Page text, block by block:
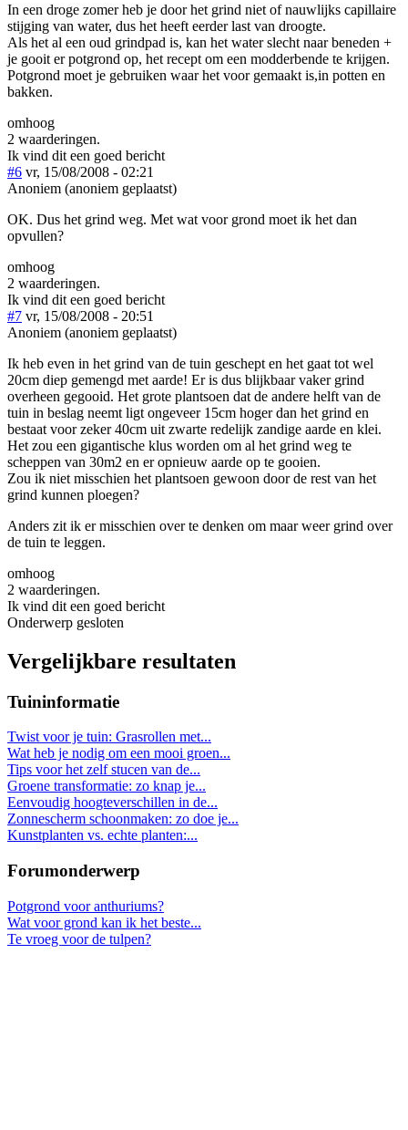
In een droge zomer heb je door het grind niet of nauwlijks capillaire
stijging van water, dus het heeft eerder last van droogte.
Als het al een oud grindpad is, kan het water slecht naar beneden +
je gooit er potgrond op, het recept om een modderbende te krijgen.
Potgrond moet je gebruiken waar het voor gemaakt is,in potten en
bakken.
omhoog
2 waarderingen.
Ik vind dit een goed bericht
#6 vr, 15/08/2008 - 02:21
Anoniem (anoniem geplaatst)
OK. Dus het grind weg. Met wat voor grond moet ik het dan
opvullen?
omhoog
2 waarderingen.
Ik vind dit een goed bericht
#7 vr, 15/08/2008 - 20:51
Anoniem (anoniem geplaatst)
Ik heb even in het grind van de tuin geschept en het gaat tot wel
20cm diep gemengd met aarde! Er is dus blijkbaar vaker grind
overheen gegooid. Het grote plantsoen dat de andere helft van de
tuin in beslag neemt ligt ongeveer 15cm hoger dan het grind en
bestaat voor zeker 40cm uit zwarte redelijk zandige aarde en klei.
Het zou een gigantische klus worden om al het grind weg te
scheppen van 30m2 en er opnieuw aarde op te gooien.
Zou ik niet misschien het plantsoen gewoon door de rest van het
grind kunnen ploegen?
Anders zit ik er misschien over te denken om maar weer grind over
de tuin te leggen.
omhoog
2 waarderingen.
Ik vind dit een goed bericht
Onderwerp gesloten
Vergelijkbare resultaten
Tuininformatie
Twist voor je tuin: Grasrollen met...
Wat heb je nodig om een mooi groen...
Tips voor het zelf stucen van de...
Groene transformatie: zo knap je...
Eenvoudig hoogteverschillen in de...
Zonnescherm schoonmaken: zo doe je...
Kunstplanten vs. echte planten:...
Forumonderwerp
Potgrond voor anthuriums?
Wat voor grond kan ik het beste...
Te vroeg voor de tulpen?